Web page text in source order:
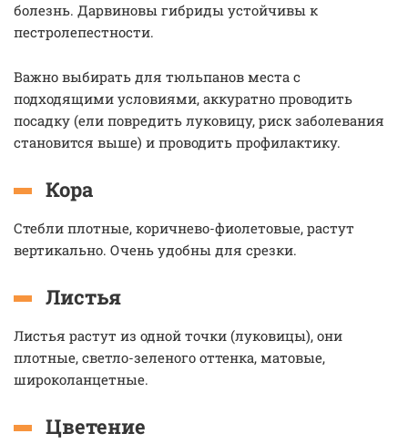
болезнь. Дарвиновы гибриды устойчивы к
пестролепестности.
Важно выбирать для тюльпанов места с
подходящими условиями, аккуратно проводить
посадку (ели повредить луковицу, риск заболевания
становится выше) и проводить профилактику.
Кора
Стебли плотные, коричнево-фиолетовые, растут
вертикально. Очень удобны для срезки.
Листья
Листья растут из одной точки (луковицы), они
плотные, светло-зеленого оттенка, матовые,
широколанцетные.
Цветение